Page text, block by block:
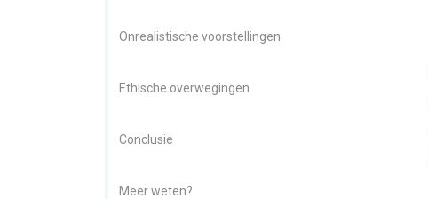
Onrealistische voorstellingen
Ethische overwegingen
Conclusie
Meer weten?